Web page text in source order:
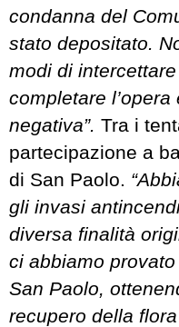
condanna del
stato depositato.
modi di
completare
negativa”. Tra i
partecipazione a
di San Paolo.
gli invasi
diversa finalità
ci abbiamo provato
San Paolo,
recupero della flora